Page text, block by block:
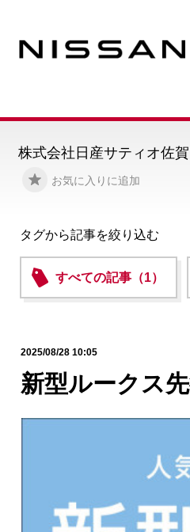
お気に入りに追加
株式会社日産サティオ佐賀
タグから記事を絞り込む
すべての記事（1）
2025/08/28 10:05
新型ルークス